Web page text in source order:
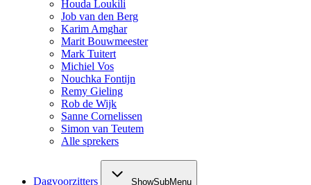
Houda Loukili
Job van den Berg
Karim Amghar
Marit Bouwmeester
Mark Tuitert
Michiel Vos
Nouchka Fontijn
Remy Gieling
Rob de Wijk
Sanne Cornelissen
Simon van Teutem
Alle sprekers
Dagvoorzitters ShowSubMenu